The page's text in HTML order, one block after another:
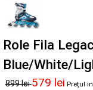
Role Fila
Blue/White/
899 lei579 lei Prețul